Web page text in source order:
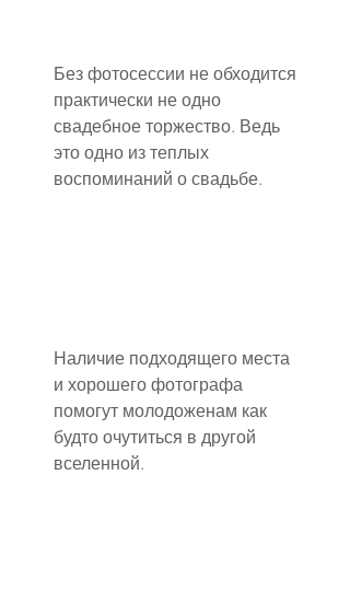
Без фотосессии не обходится
практически не одно
свадебное торжество. Ведь
это одно из теплых
воспоминаний о свадьбе.
Наличие подходящего места
и хорошего фотографа
помогут молодоженам как
будто очутиться в другой
вселенной.